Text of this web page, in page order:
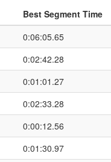
Best Segment Time
0:06:05.65
0:02:42.28
0:01:01.27
0:02:33.28
0:00:12.56
0:01:30.97